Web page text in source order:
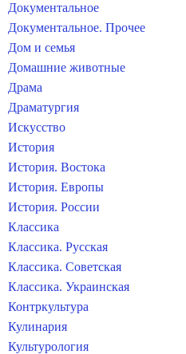
Документальное
Документальное. Прочее
Дом и семья
Домашние животные
Драма
Драматургия
Искусство
История
История. Востока
История. Европы
История. России
Классика
Классика. Русская
Классика. Советская
Классика. Украинская
Контркультура
Кулинария
Культурология